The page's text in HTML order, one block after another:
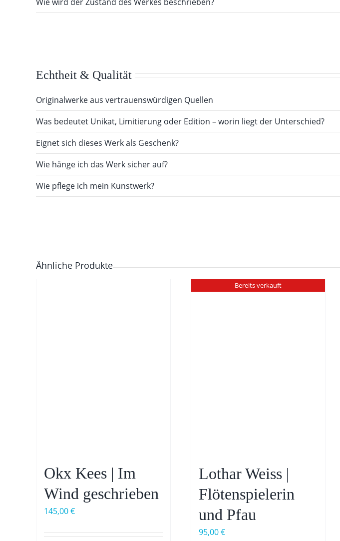
Echtheit & Qualität
Originalwerke aus vertrauenswürdigen Quellen
Was bedeutet Unikat, Limitierung oder Edition – worin liegt der Unterschied?
Eignet sich dieses Werk als Geschenk?
Wie hänge ich das Werk sicher auf?
Wie pflege ich mein Kunstwerk?
Ähnliche Produkte
Okx Kees | Im
Wind geschrieben
145,00€
Bereits verkauft
Lothar Weiss |
Flötenspielerin
und Pfau
95,00€